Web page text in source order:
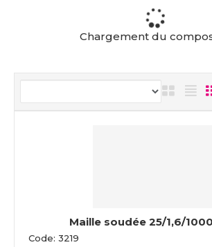
Chargement du
Maille soudée 25/1,6/
Code: 3219